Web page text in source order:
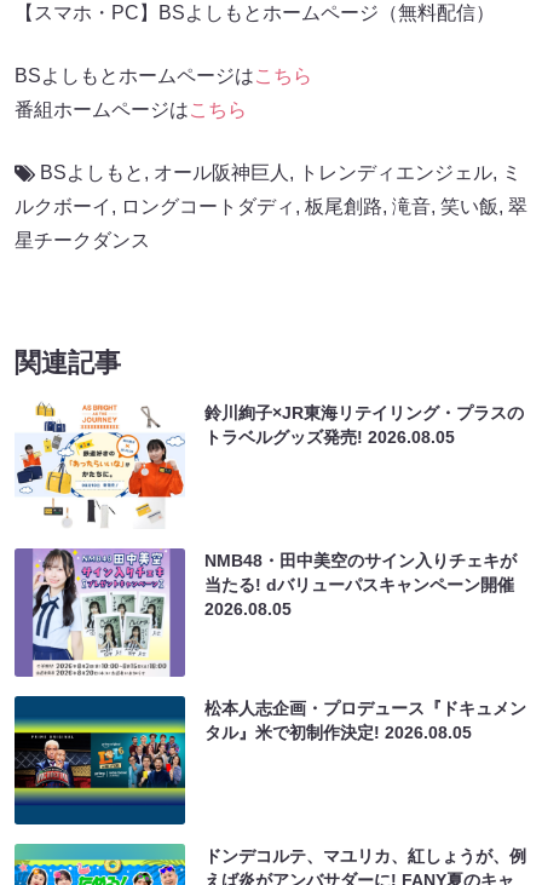
【スマホ・PC】BSよしもとホームページ（無料配信）
BSよしもとホームページはこちら
番組ホームページはこちら
BSよしもと , オール阪神巨⼈ , トレンディエンジェル, ミ
ルクボーイ , ロングコートダディ , 板尾創路, 滝音, 笑い飯, 翠
星チークダンス
関連記事
鈴川絢子×JR東海リテイリング・プラスの
トラベルグッズ発売!2026.08.05
NMB48・田中美空のサイン入りチェキが
当たる! dバリューパスキャンペーン開催
2026.08.05
松本人志企画・プロデュース『ドキュメン
タル』米で初制作決定!2026.08.05
ドンデコルテ、マユリカ、紅しょうが、例
えば炎がアンバサダーに! FANY夏のキャ